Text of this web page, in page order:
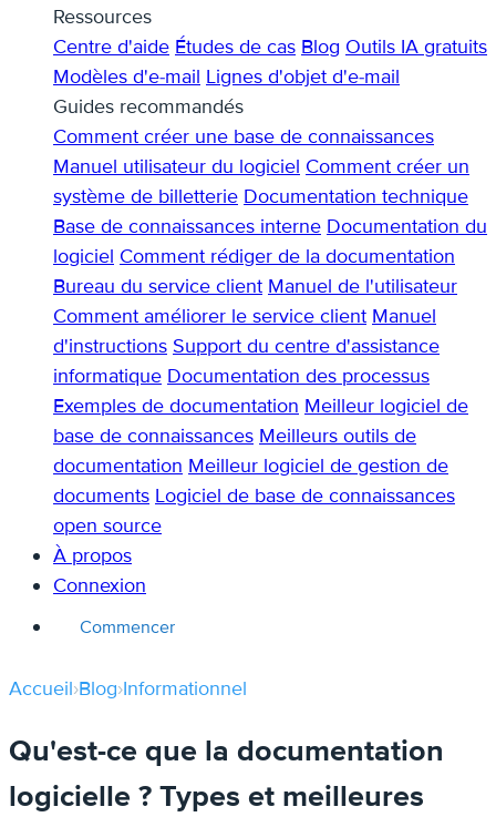
Ressources
Centre d'aide Études de cas Blog Outils IA gratuits
Modèles d'e-mail Lignes d'objet d'e-mail
Guides recommandés
Comment créer une base de connaissances
Manuel utilisateur du logiciel Comment créer un
système de billetterie Documentation technique
Base de connaissances interne Documentation du
logiciel Comment rédiger de la documentation
Bureau du service client Manuel de l'utilisateur
Comment améliorer le service client Manuel
d'instructions Support du centre d'assistance
informatique Documentation des processus
Exemples de documentation Meilleur logiciel de
base de connaissances Meilleurs outils de
documentation Meilleur logiciel de gestion de
documents Logiciel de base de connaissances
open source
À propos
Connexion
Commencer
Accueil›Blog›Informationnel
Qu'est-ce que la documentation
logicielle ? Types et meilleures